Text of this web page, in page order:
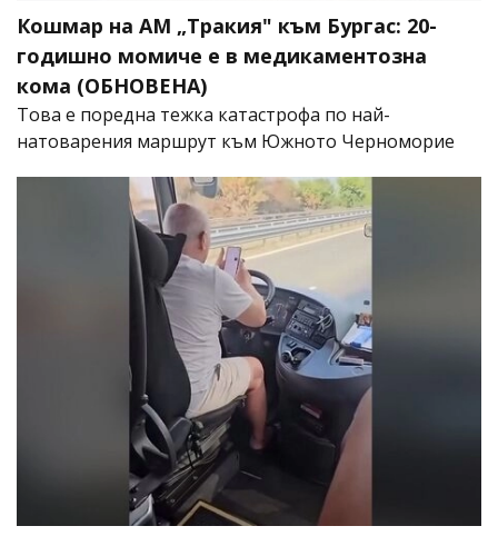
Кошмар на АМ „Тракия" към Бургас: 20-
годишно момиче е в медикаментозна
кома (ОБНОВЕНА)
Това е поредна тежка катастрофа по най-
натоварения маршрут към Южното Черноморие